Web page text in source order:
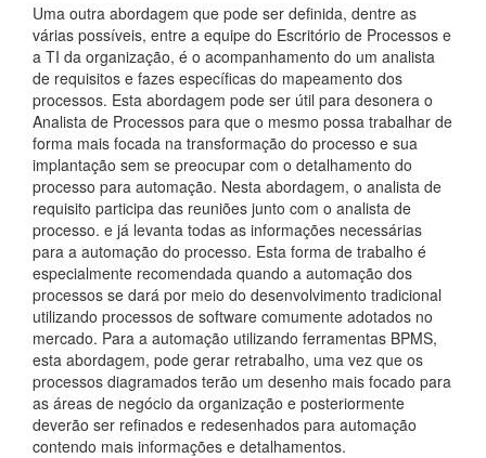
Uma outra abordagem que pode ser definida, dentre as
várias possíveis, entre a equipe do Escritório de Processos e
a TI da organização, é o acompanhamento do um analista
de requisitos e fazes específicas do mapeamento dos
processos. Esta abordagem pode ser útil para desonera o
Analista de Processos para que o mesmo possa trabalhar de
forma mais focada na transformação do processo e sua
implantação sem se preocupar com o detalhamento do
processo para automação. Nesta abordagem, o analista de
requisito participa das reuniões junto com o analista de
processo. e já levanta todas as informações necessárias
para a automação do processo. Esta forma de trabalho é
especialmente recomendada quando a automação dos
processos se dará por meio do desenvolvimento tradicional
utilizando processos de software comumente adotados no
mercado. Para a automação utilizando ferramentas BPMS,
esta abordagem, pode gerar retrabalho, uma vez que os
processos diagramados terão um desenho mais focado para
as áreas de negócio da organização e posteriormente
deverão ser refinados e redesenhados para automação
contendo mais informações e detalhamentos.